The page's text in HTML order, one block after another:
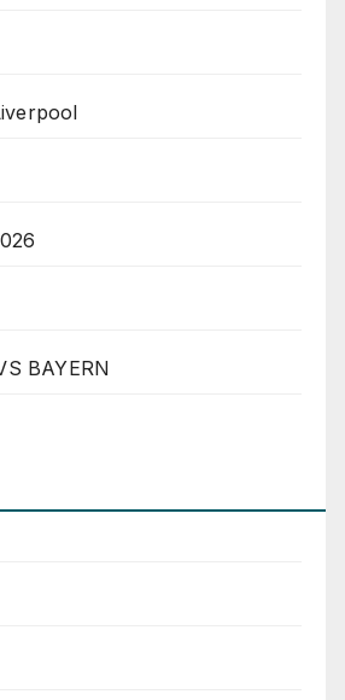
BAYERN